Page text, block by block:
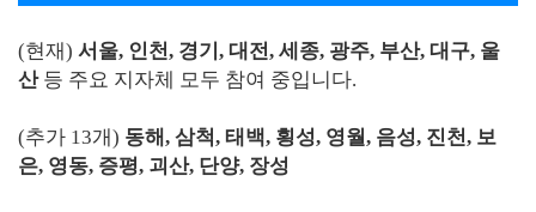
(현재) 서울, 인천, 경기, 대전, 세종, 광주, 부산, 대구, 울
산등 주요 지자체 모두 참여 중입니다.
(추가 13개) 동해, 삼척, 태백, 횡성, 영월, 음성, 진천, 보
은, 영동, 증평, 괴산, 단양, 장성